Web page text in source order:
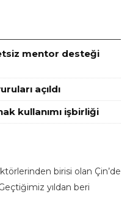
mentor desteği
açıldı
kullanımı işbirliği
birisi olan Çin’de
yıldan beri